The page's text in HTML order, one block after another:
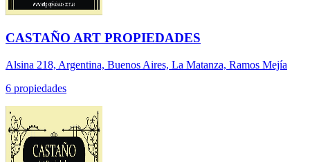
CASTAÑO ART PROPIEDADES
Alsina 218, Argentina, Buenos Aires, La Matanza, Ramos Mejía
6 propiedades